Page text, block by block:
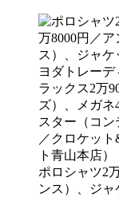
ポロシャツ2
ンス）、ジャ